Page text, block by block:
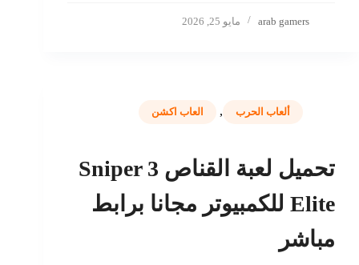
arab gamers مايو 25, 2026
ألعاب الحرب , العاب اكشن
تحميل لعبة القناص 3 Sniper
Elite للكمبيوتر مجانا برابط
مباشر